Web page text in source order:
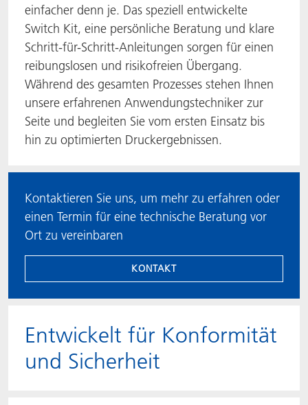
einfacher denn je. Das speziell entwickelte
Switch Kit, eine persönliche Beratung und klare
Schritt-für-Schritt-Anleitungen sorgen für einen
reibungslosen und risikofreien Übergang.
Während des gesamten Prozesses stehen Ihnen
unsere erfahrenen Anwendungstechniker zur
Seite und begleiten Sie vom ersten Einsatz bis
hin zu optimierten Druckergebnissen.
Kontaktieren Sie uns, um mehr zu erfahren oder
einen Termin für eine technische Beratung vor
Ort zu vereinbaren
KONTAKT
Entwickelt für Konformität
und Sicherheit